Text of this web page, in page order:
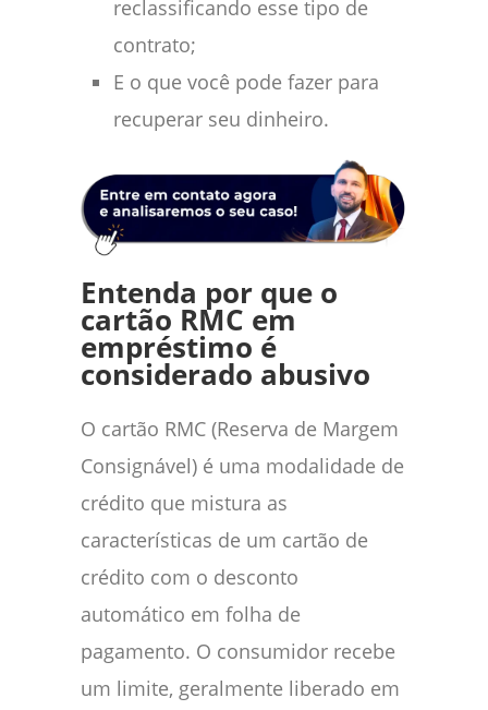
reclassificando esse tipo de
contrato;
E o que você pode fazer para
recuperar seu dinheiro.
Entenda por que o
cartão RMC em
empréstimo é
considerado abusivo
O cartão RMC (Reserva de Margem
Consignável) é uma modalidade de
crédito que mistura as
características de um cartão de
crédito com o desconto
automático em folha de
pagamento. O consumidor recebe
um limite, geralmente liberado em